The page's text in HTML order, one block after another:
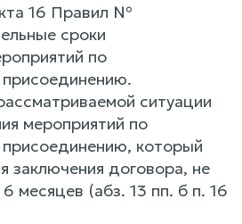
16 Правил №
сроки
по
присоединению.
ситуации
мероприятий по
присоединению, который
заключения договора, не
месяцев (абз. 13 пп. б п. 16